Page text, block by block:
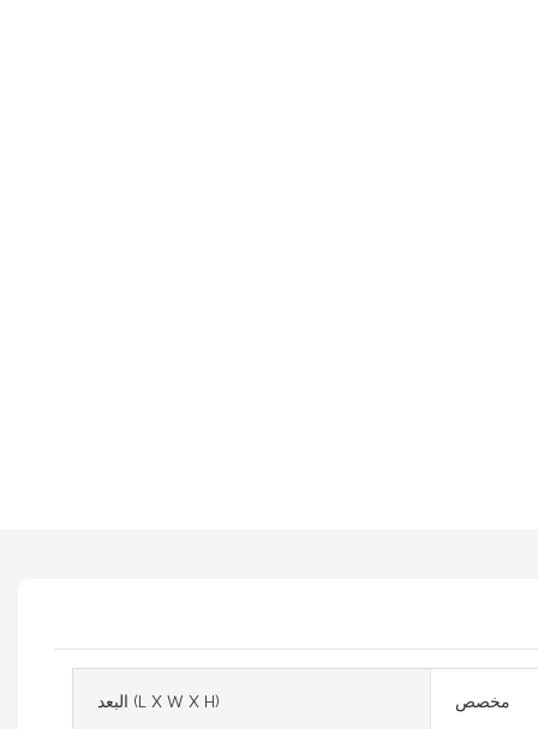
البعد (l X W X H) مخصص